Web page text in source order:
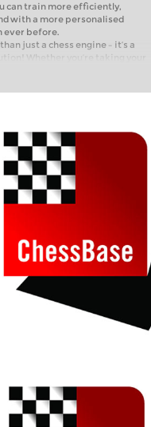
can train more efficiently,
with a more personalised
ever before.
just a chess engine – it’s a
Whether you’re taking your
world of club chess, or already
level: with FRITZ, you can
intelligently and with a